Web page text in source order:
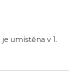
umístěna v 1.